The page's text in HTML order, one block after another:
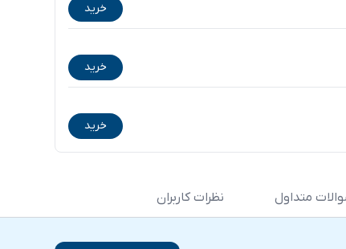
خرید
خرید
خرید
متداول نظرات کاربران